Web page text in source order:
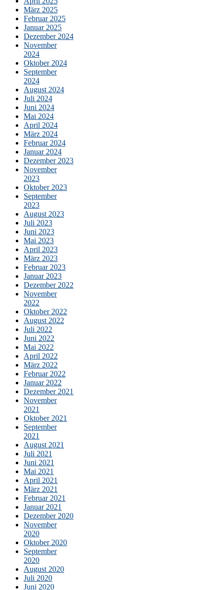
März 2025
Februar 2025
Januar 2025
Dezember 2024
November
2024
Oktober 2024
September
2024
August 2024
Juli 2024
Juni 2024
Mai 2024
April 2024
März 2024
Februar 2024
Januar 2024
Dezember 2023
November
2023
Oktober 2023
September
2023
August 2023
Juli 2023
Juni 2023
Mai 2023
April 2023
März 2023
Februar 2023
Januar 2023
Dezember 2022
November
2022
Oktober 2022
August 2022
Juli 2022
Juni 2022
Mai 2022
April 2022
März 2022
Februar 2022
Januar 2022
Dezember 2021
November
2021
Oktober 2021
September
2021
August 2021
Juli 2021
Juni 2021
Mai 2021
April 2021
März 2021
Februar 2021
Januar 2021
Dezember 2020
November
2020
Oktober 2020
September
2020
August 2020
Juli 2020
Juni 2020